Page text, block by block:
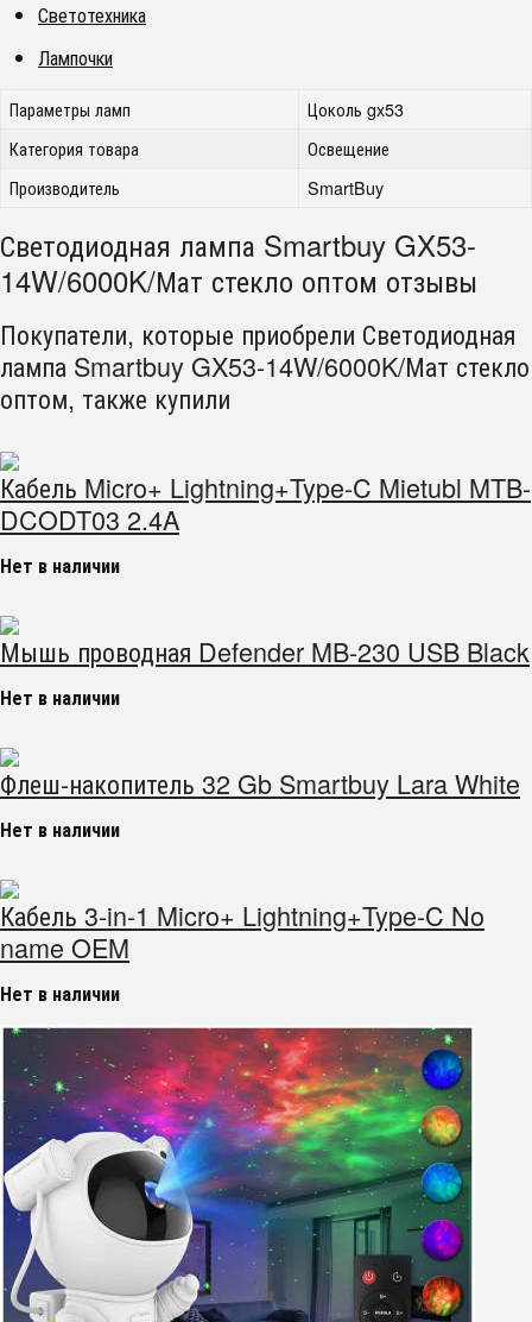
Светотехника
Лампочки
Параметры ламп
Цоколь gx53
Категория товара
Освещение
Производитель
SmartBuy
Светодиодная лампа Smartbuy GX53-
14W/6000K/Мат стекло оптом отзывы
Покупатели, которые приобрели Светодиодная
лампа Smartbuy GX53-14W/6000K/Мат стекло
оптом, также купили
Кабель Micro+ Lightning+Type-C Mietubl MTB-
DCODT03 2.4A
Нет в наличии
Мышь проводная Defender MB-230 USB Black
Нет в наличии
Флеш-накопитель 32 Gb Smartbuy Lara White
Нет в наличии
Кабель 3-in-1 Micro+ Lightning+Type-C No
name OEM
Нет в наличии